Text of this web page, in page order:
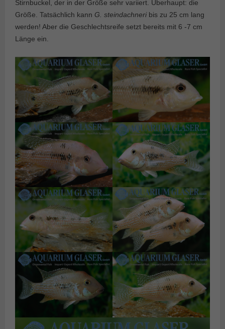
Stirnbuckel, der in der Größe sehr variiert. Überhaupt: die
Größe. Tatsächlich kann G. steindachneribis zu 25 cm lang
werden! Aber die Geschlechtsreife setzt bereits mit 6 -7 cm
Länge ein.